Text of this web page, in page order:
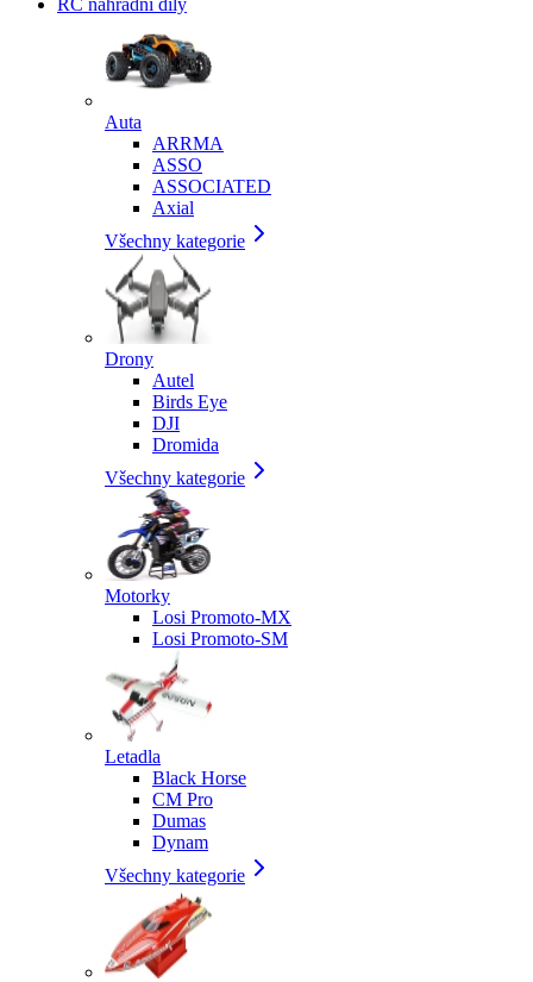
RC náhradní díly
Auta
ARRMA
ASSO
ASSOCIATED
Axial
Všechny kategorie
Drony
Autel
Birds Eye
DJI
Dromida
Všechny kategorie
Motorky
Losi Promoto-MX
Losi Promoto-SM
Letadla
Black Horse
CM Pro
Dumas
Dynam
Všechny kategorie